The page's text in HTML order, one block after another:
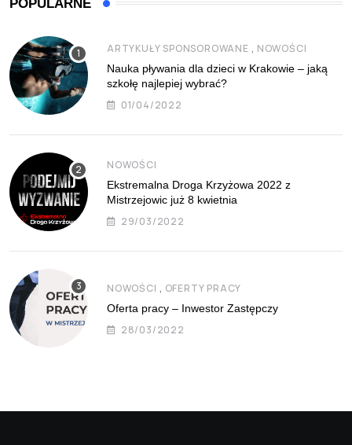
POPULARNE
ARTYKUŁY SPONSOROWANE , NOWOŚCI
Nauka pływania dla dzieci w Krakowie – jaką
szkołę najlepiej wybrać?
01/04/2022
NOWOŚCI
Ekstremalna Droga Krzyżowa 2022 z
Mistrzejowic już 8 kwietnia
29/03/2022
NOWOŚCI , OFERTY PRACY
Oferta pracy – Inwestor Zastępczy
28/03/2022